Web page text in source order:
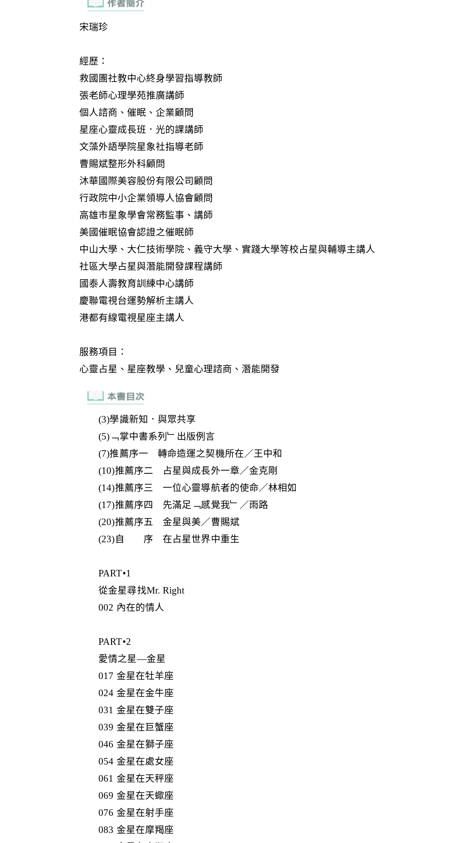
(3)學識新知．與眾共享
(5)﹁掌中書系列﹂出版例言
(7)推薦序一 轉命造運之契機所在／王中和
(10)推薦序二 占星與成長外一章／金克剛
(14)推薦序三 一位心靈導航者的使命／林相如
(17)推薦序四 先滿足﹁感覺我﹂／雨路
(20)推薦序五 金星與美／曹賜斌
(23)自 序 在占星世界中重生
PART•1
從金星尋找Mr. Right
002 內在的情人
PART•2
愛情之星—金星
017 金星在牡羊座
024 金星在金牛座
031 金星在雙子座
039 金星在巨蟹座
046 金星在獅子座
054 金星在處女座
061 金星在天秤座
069 金星在天蠍座
076 金星在射手座
083 金星在摩羯座